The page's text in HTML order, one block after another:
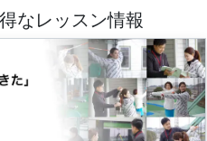
なレッスン情報